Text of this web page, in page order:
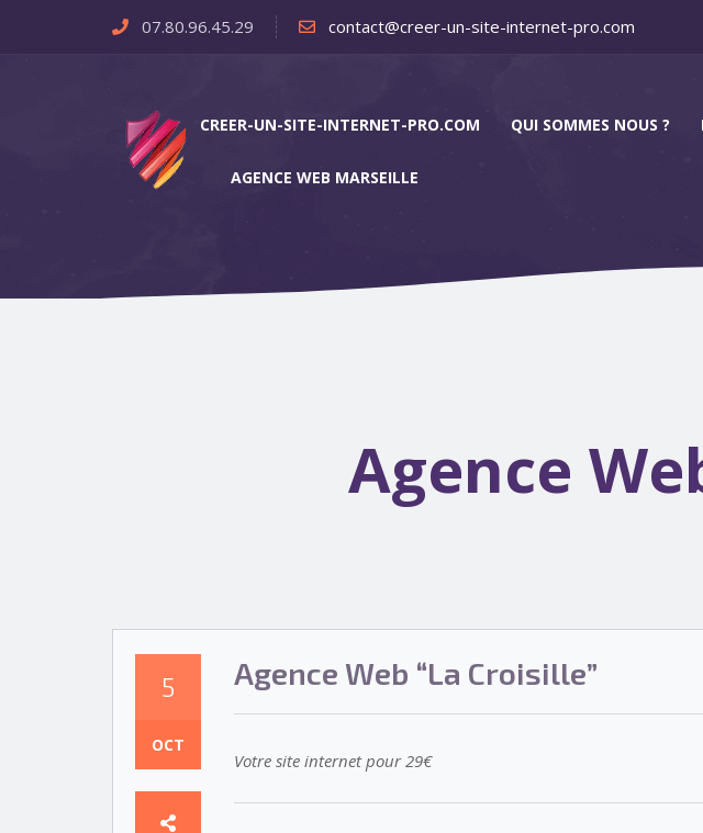
07.80.96.45.29 contact@creer-un-site-internet-pro.com
CREER-UN-SITE-INTERNET-PRO.COM QUI SOMMES NOUS ?
AGENCE WEB MARSEILLE
Agence
5
OCT
Agence Web “La Croisille”
Votre site internet pour 29€